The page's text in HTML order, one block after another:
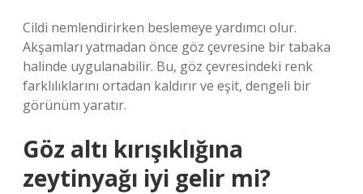
Cildi nemlendirirken beslemeye yardımcı olur.
Akşamları yatmadan önce göz çevresine bir tabaka
halinde uygulanabilir. Bu, göz çevresindeki renk
farklılıklarını ortadan kaldırır ve eşit, dengeli bir
görünüm yaratır.
Göz altı kırışıklığına
zeytinyağı iyi gelir mi?